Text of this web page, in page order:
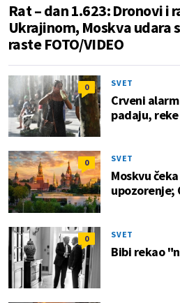
Rat – dan 1.623: Dronovi i
Ukrajinom, Moskva udara
raste FOTO/VIDEO
0 SVET
Crveni
padaju,
0 SVET
Moskvu
upozorenje;
0 SVET
Bibi rekao